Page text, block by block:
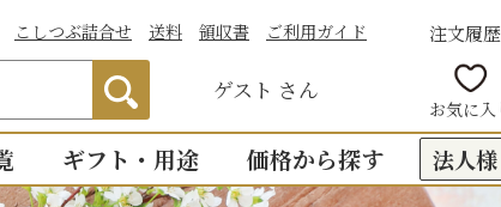
こしつぶ詰合せ 送料 領収書 ご利用ガイド
ゲスト さん
注文履歴
お気に入
ギフト・用途 価格から探す 法人